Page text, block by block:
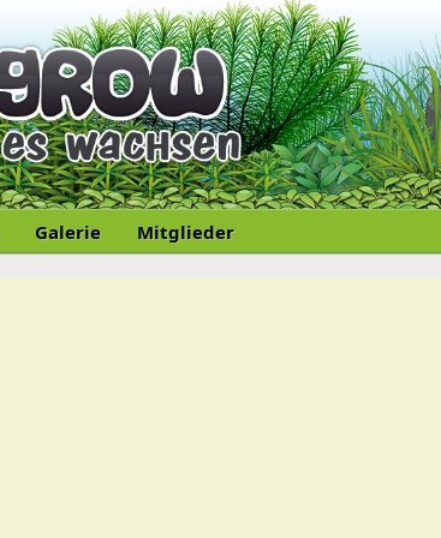
Galerie Mitglieder